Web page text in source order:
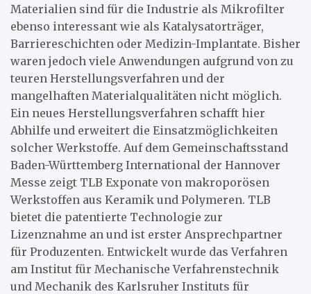
Materialien sind für die Industrie als Mikrofilter
ebenso interessant wie als Katalysatorträger,
Barriereschichten oder Medizin-Implantate. Bisher
waren jedoch viele Anwendungen aufgrund von zu
teuren Herstellungsverfahren und der
mangelhaften Materialqualitäten nicht möglich.
Ein neues Herstellungsverfahren schafft hier
Abhilfe und erweitert die Einsatzmöglichkeiten
solcher Werkstoffe. Auf dem Gemeinschaftsstand
Baden-Württemberg International der Hannover
Messe zeigt TLB Exponate von makroporösen
Werkstoffen aus Keramik und Polymeren. TLB
bietet die patentierte Technologie zur
Lizenznahme an und ist erster Ansprechpartner
für Produzenten. Entwickelt wurde das Verfahren
am Institut für Mechanische Verfahrenstechnik
und Mechanik des Karlsruher Instituts für